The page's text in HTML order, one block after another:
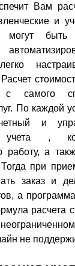
Вам
и
могут
с самого
По каждой
и
учета ,
работу, а
Тогда при
заказ и
а
расчета
не